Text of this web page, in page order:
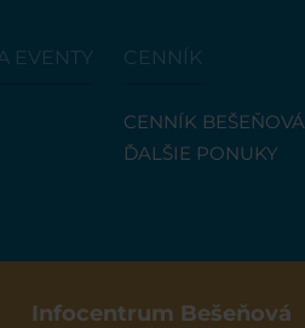
EVENTY CENNÍK
CENNÍK BEŠEŇOVÁ
ĎALŠIE PONUKY
Infocentrum Bešeňová